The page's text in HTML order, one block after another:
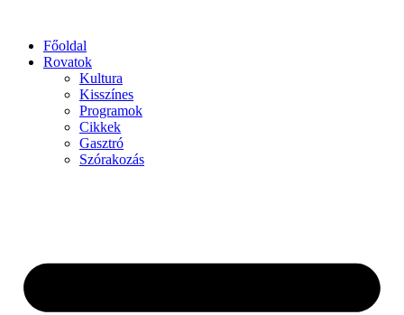
Főoldal
Rovatok
Kultura
Kisszínes
Programok
Cikkek
Gasztró
Szórakozás